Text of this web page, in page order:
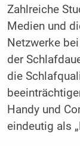
Zahlreiche
Medien und
Netzwerke
der
die
Handy und
eindeutig als